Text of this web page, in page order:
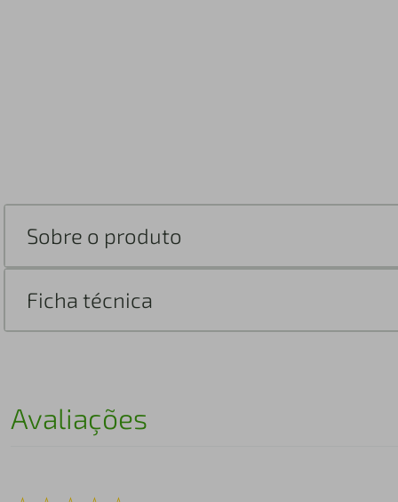
Sobre o produto
Ficha técnica
Avaliações